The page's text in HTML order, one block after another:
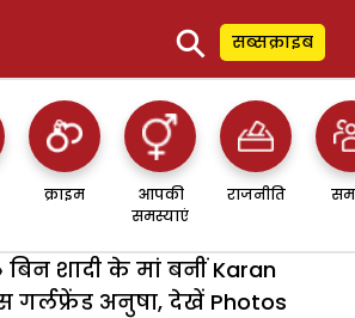
⚲ सब्सक्राइब
क्राइम
आपकी
समस्याएं
राजनीति
बिन शादी के मां बनीं Karan
गर्लफ्रेंड अनुषा, देखें Photos